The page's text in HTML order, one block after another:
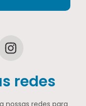
redes
nossas redes para